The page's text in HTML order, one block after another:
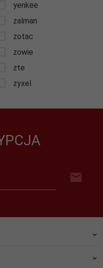
yenkee
zalman
zotac
zowie
zte
zyxel